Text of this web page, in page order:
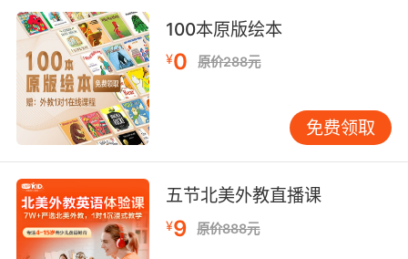
100本原版绘本
¥0 原价288元
免费领取
五节北美外教直播课
¥9 原价888元